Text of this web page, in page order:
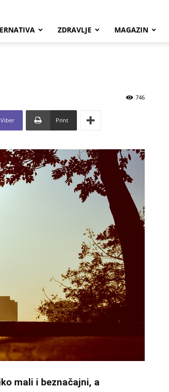
ZDRAVLJE MAGAZIN
746
Viber Print
mali i beznačajni, a